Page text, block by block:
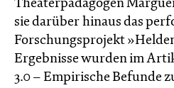
Theaterpädagogen
sie darüber hinaus das
Forschungsprojekt
Ergebnisse wurden im
3.0 – Empirische Befunde